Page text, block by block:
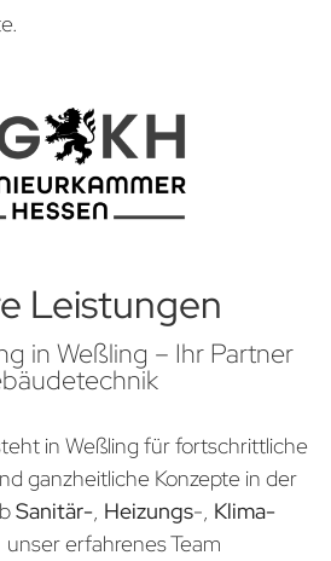
Leistungen
in Weßling – Ihr Partner
in Weßling für fortschrittliche
ganzheitliche Konzepte in der
Sanitär-, Heizungs-, Klima-
unser erfahrenes Team